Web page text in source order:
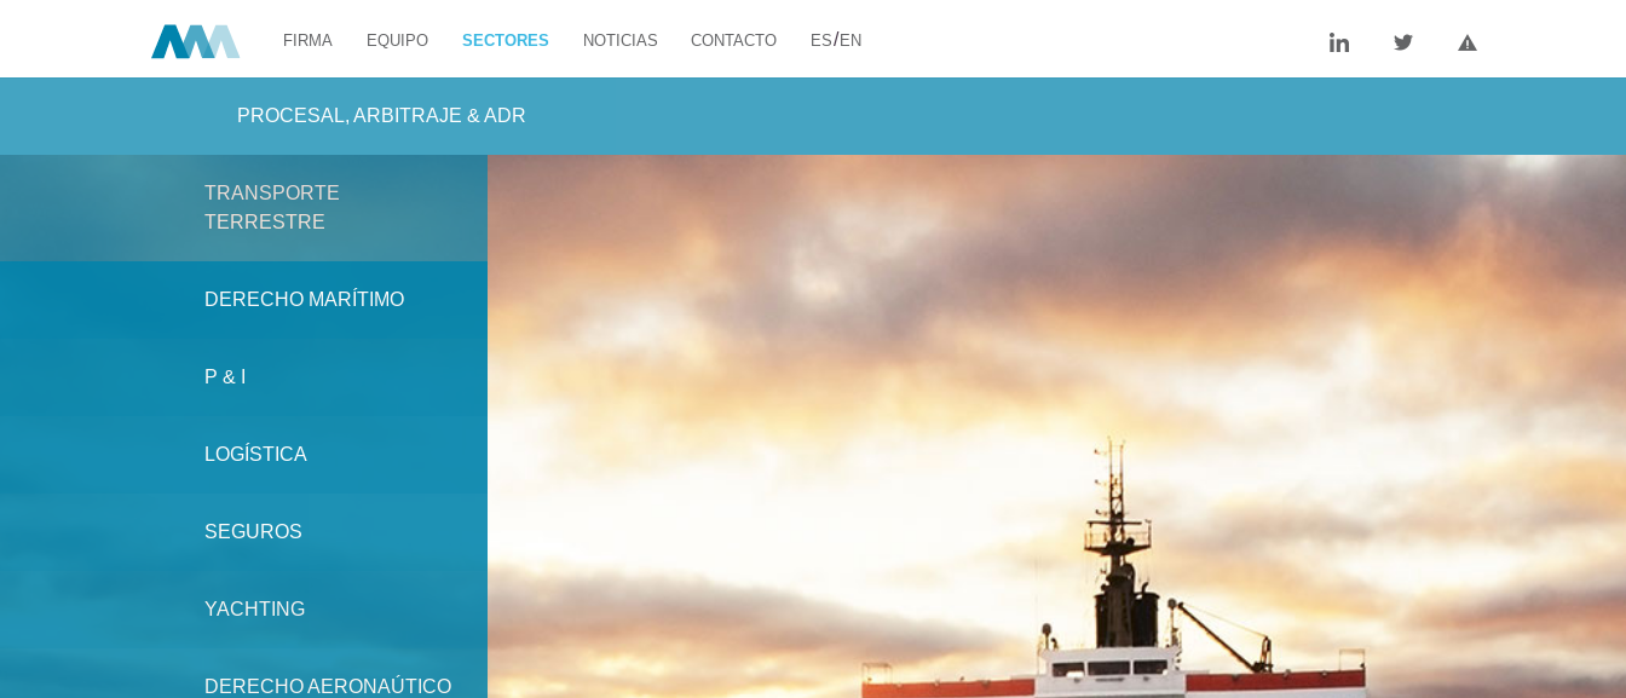
FIRMA EQUIPO SECTORES NOTICIAS CONTACTO ES/EN
PROCESAL, ARBITRAJE & ADR
TRANSPORTE
TERRESTRE
DERECHO MARÍTIMO
P & I
LOGÍSTICA
SEGUROS
YACHTING
DERECHO AERONAÚTICO